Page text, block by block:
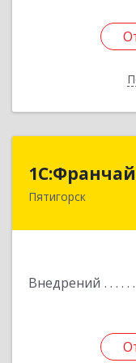
Пятигорск
Внедрений
357500,